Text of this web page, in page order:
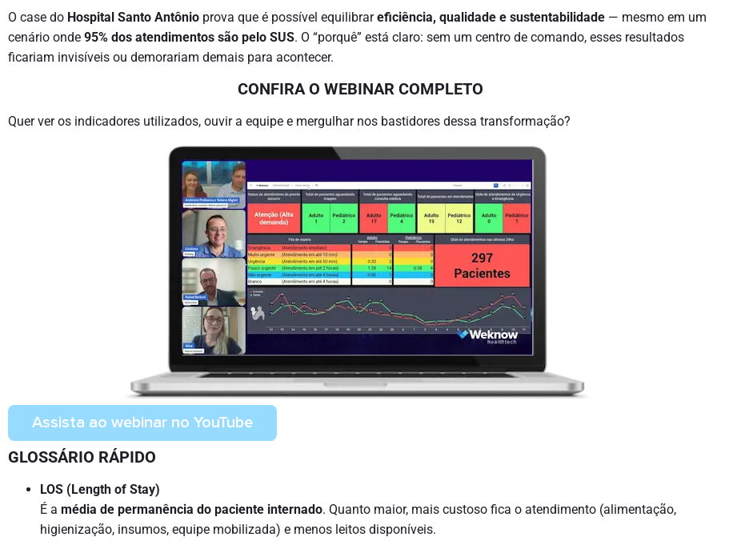
O case do Hospital Santo Antônio prova que é possível equilibrareficiência, qualidade e sustentabilidade — mesmo em um
cenário onde 95% dos atendimentos são pelo SUS. O “porquê” está claro: sem um centro de comando, esses resultados
ficariam invisíveis ou demorariam demais para acontecer.
CONFIRA O WEBINAR COMPLETO
Quer ver os indicadores utilizados, ouvir a equipe e mergulhar nos bastidores dessa transformação?
Assista ao webinar no YouTube
GLOSSÁRIO RÁPIDO
LOS (Length of Stay)
É a média de permanência do paciente internado. Quanto maior, mais custoso fica o atendimento (alimentação,
higienização, insumos, equipe mobilizada) e menos leitos disponíveis.